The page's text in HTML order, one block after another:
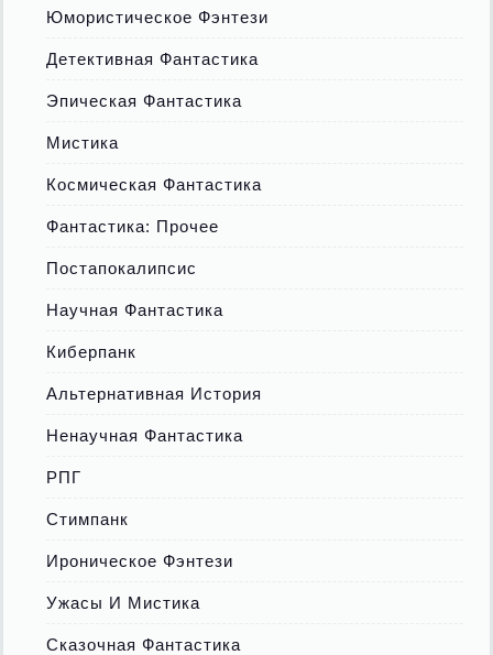
Юмористическое Фэнтези
Детективная Фантастика
Эпическая Фантастика
Мистика
Космическая Фантастика
Фантастика: Прочее
Постапокалипсис
Научная Фантастика
Киберпанк
Альтернативная История
Ненаучная Фантастика
РПГ
Стимпанк
Ироническое Фэнтези
Ужасы И Мистика
Сказочная Фантастика